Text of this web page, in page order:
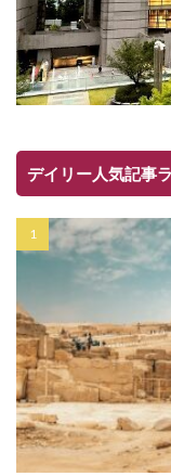
デイリー人気記事